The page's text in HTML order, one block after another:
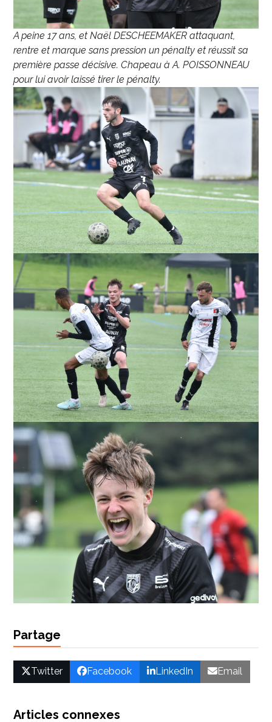
A peine 17 ans, et Naël DESCHEEMAKER attaquant,
rentre et marque sans pression un pénalty et réussit sa
première passe décisive. Chapeau à A. POISSONNEAU
pour lui avoir laissé tirer le pénalty.
Partage
Twitter Facebook LinkedIn Email
Articles connexes